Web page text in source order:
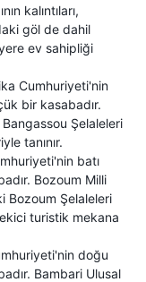
kalıntıları,
göl de dahil
ev sahipliği
Cumhuriyeti'nin
bir kasabadır.
Şelaleleri
tanınır.
batı
Bozoum Milli
Bozoum Şelaleleri
turistik mekana
doğu
Bambari Ulusal